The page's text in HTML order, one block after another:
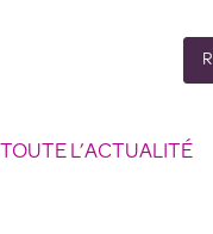
TOUTE L’ACTUALITÉ